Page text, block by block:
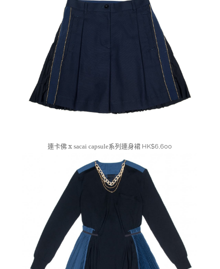
連卡佛 xsacai capsule系列連身裙 HK$6,600